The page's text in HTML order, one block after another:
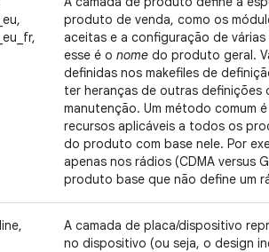
produto de venda, como os
aceitas e a configuração de
esse é o nome do produto geral.
definidas nos makefiles de
ter heranças de outras definições
manutenção. Um método comum
recursos aplicáveis a todos os
do produto com base nele. Por
apenas nos rádios (CDMA versus
produto base que não define um
A camada de placa/dispositivo
no dispositivo (ou seja, o design